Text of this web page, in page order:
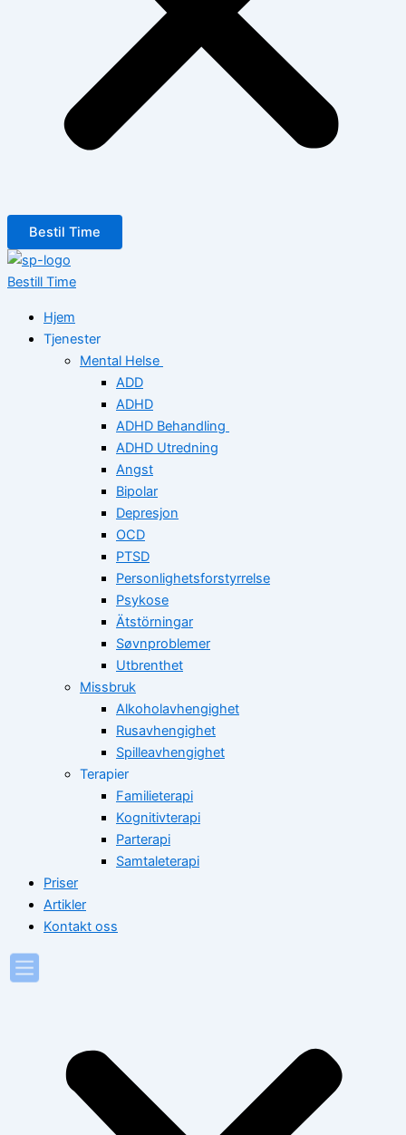
Bestil Time
Bestill Time
Hjem
Tjenester
Mental Helse
ADD
ADHD
ADHD Behandling
ADHD Utredning
Angst
Bipolar
Depresjon
OCD
PTSD
Personlighetsforstyrrelse
Psykose
Ätstörningar
Søvnproblemer
Utbrenthet
Missbruk
Alkoholavhengighet
Rusavhengighet
Spilleavhengighet
Terapier
Familieterapi
Kognitivterapi
Parterapi
Samtaleterapi
Priser
Artikler
Kontakt oss